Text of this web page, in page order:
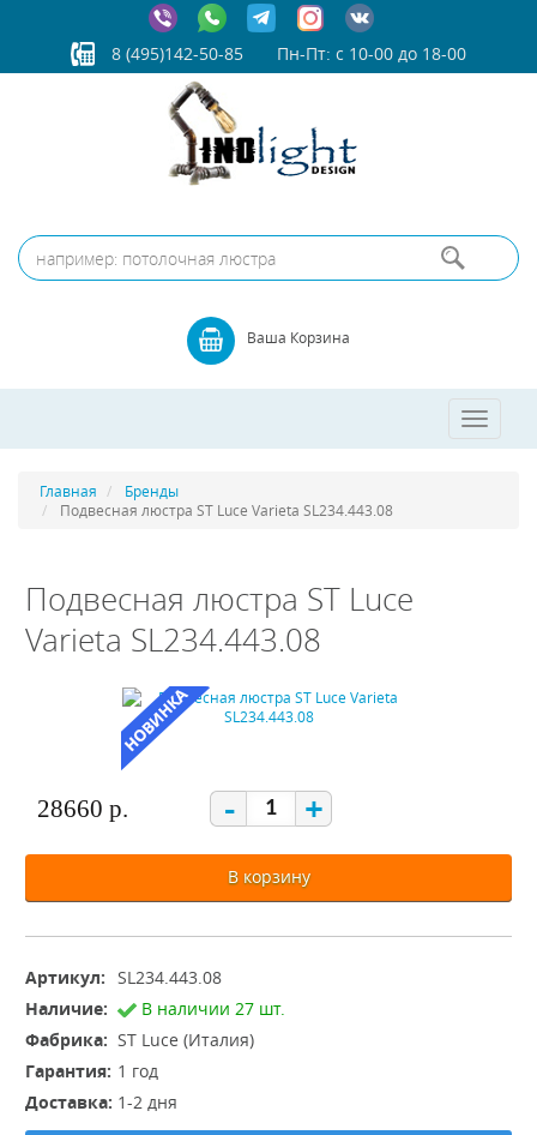
8 (495)142-50-85 Пн-Пт: с 10-00 до 18-00
Ваша Корзина
Toggle
Главная
Бренды
Подвесная люстра ST Luce Varieta SL234.443.08
Подвесная люстра ST Luce
Varieta SL234.443.08
28660 р. - +
В корзину
Артикул: SL234.443.08
Наличие:
В наличии 27 шт.
Фабрика: ST Luce (Италия)
Гарантия: 1 год
Доставка: 1-2 дня